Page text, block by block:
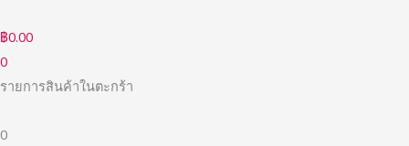
to
content
฿0.00
0
รายการสินค้าในตะกร้า
0